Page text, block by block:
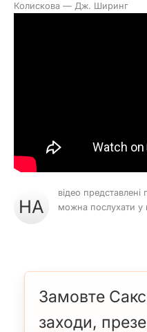
Колискова — Дж. Ширинг
НА
відео
можна послухати у
Замовте
заходи,